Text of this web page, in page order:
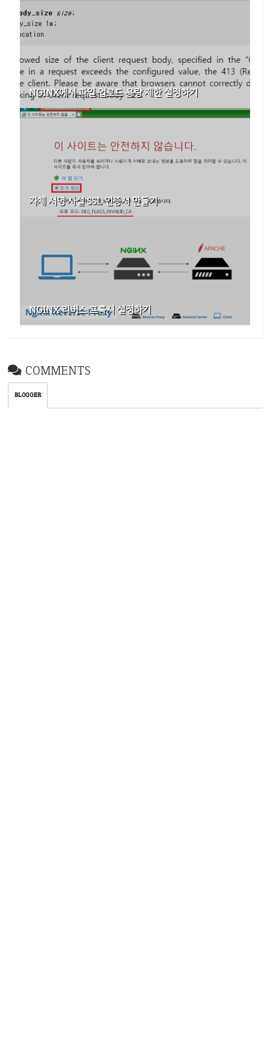
NGINX에서 파일 업로드 용량 제한 설정하기
자체 서명 사설 SSL 인증서 만들기
NGINX 리버스 프록시 설정하기
COMMENTS
BLOGGER